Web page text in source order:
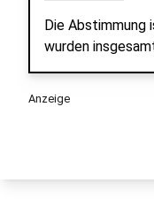
Die Abstimmung
wurden
Anzeige